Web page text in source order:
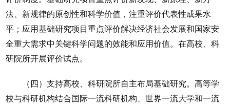
法、新规律的原创性和科学价值，注重评价代表性成果水
平；应用基础研究项目重点评价解决经济社会发展和国家安
全重大需求中关键科学问题的效能和应用价值。在高校、科
研院所开展评价试点。
（四）支持高校、科研院所自主布局基础研究。高等学
校与科研机构结合国际一流科研机构、世界一流大学和一流